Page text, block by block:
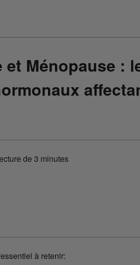
et Ménopause :
de 3 minutes
à retenir: